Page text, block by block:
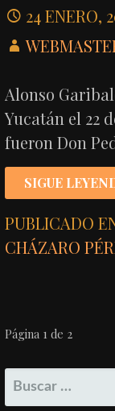
24 ENERO,
Alonso
Yucatán el 22
fueron Don
SIGUE
PUBLICADO
CHÁZARO
POR
Página 1 de 2
BUSCAR: